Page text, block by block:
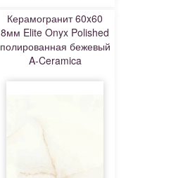
Керамогранит 60x60
8мм Elite Onyx Polished
полированная бежевый
A-Ceramica